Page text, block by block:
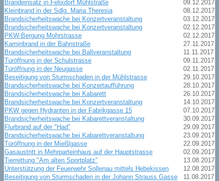
Brandeinsatz in Felixdorf Mühlstraße
09.12.2017
Kleinbrand in der Sdlg. Maria Theresia
08.12.2017
Brandsicherheitswache bei Konzertveranstaltung
03.12.2017
Brandsicherheitswache bei Konzertveranstaltung
02.12.2017
PKW-Bergung Mohrstrasse
02.12.2017
Kaminbrand in der Bahnstraße
27.11.2017
Brandsicherheitswache bei Ballveranstaltung
11.11.2017
Türöffnung in der Schulstrasse
09.11.2017
Türöffnung in der Neugasse
02.11.2017
Beseitigung von Sturmschaden in der Mühlstrasse
29.10.2017
Brandsicherheitswache bei Konzertaufführung
28.10.2017
Brandsicherheitswache bei Kabarett
26.10.2017
Brandsicherheitswache bei Konzertveranstaltung
14.10.2017
PKW gegen Hydranten in der Fabrikgasse 15
07.10.2017
Brandsicherheitswache bei Kabarettveranstaltung
30.09.2017
Flurbrand auf der "Had"
29.09.2017
Brandsicherheitswache bei Kabarettveranstaltung
23.09.2017
Türöffnung in der Mießlgasse
22.09.2017
Gasaustritt in Mehrparteinhaus auf der Hauptstrasse
02.09.2017
Tierrettung "Am alten Sportplatz"
13.08.2017
Unterstützung der Feuerwehr Sollenau mittels Hebekissen
12.08.2017
Beseitigung von Sturmschaden in der Johann Strauss Gasse
11.08.2017